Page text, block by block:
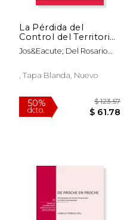
6% $ 217.00
La Pérdida del
Control del Territorio
en la
Cosmourbanización
Jos&Eacute; Del Rosario
, Tapa Blanda, Nuevo